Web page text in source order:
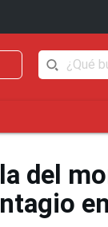
del